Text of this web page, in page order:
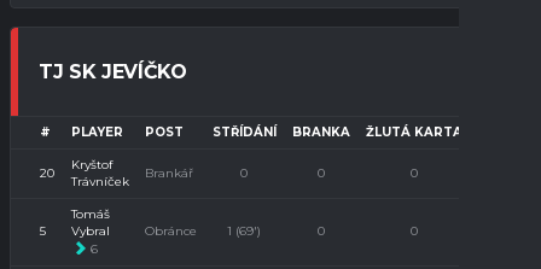
TJ SK JEVÍČKO
# PLAYER POST STŘÍDÁNÍ BRANKA ŽLUTÁ KARTA
20
Kryštof
Trávníček
Brankář 0 0 0
5
Tomáš
Vybral
6
Obránce 1 (69') 0 0